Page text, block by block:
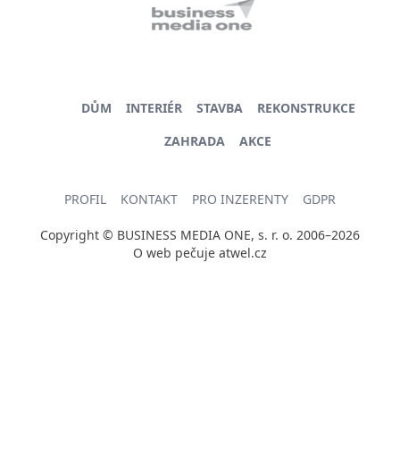
DŮM INTERIÉR STAVBA
REKONSTRUKCE
ZAHRADA
AKCE
PROFIL KONTAKT PRO INZERENTY GDPR
Copyright © BUSINESS MEDIA ONE, s. r. o. 2006–2026